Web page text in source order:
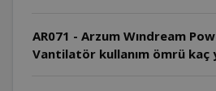
AR071 - Arzum Wındream Power Ayaklı
Vantilatör kullanım ömrü kaç